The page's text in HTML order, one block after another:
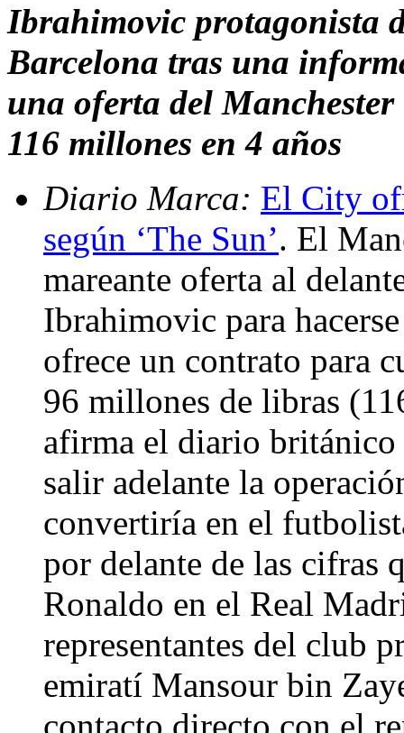
Ibrahimovic protagonista
Barcelona tras una
una oferta del
116 millones en 4 años
Diario Marca: El City
según ‘The Sun’. El
mareante oferta al
Ibrahimovic para
ofrece un contrato para
96 millones de libras
afirma el diario británico
salir adelante la
convertiría en el
por delante de las cifras
Ronaldo en el Real
representantes del club
emiratí Mansour bin
contacto directo con el